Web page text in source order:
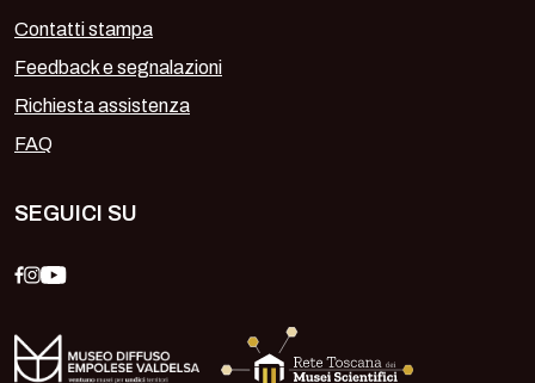
Contatti stampa
Feedback e segnalazioni
Richiesta assistenza
FAQ
SEGUICI SU